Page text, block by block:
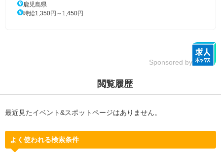
鹿児島県
時給1,350円～1,450円
Sponsored by
閲覧履歴
最近見たイベント&スポットページはありません。
よく使われる検索条件